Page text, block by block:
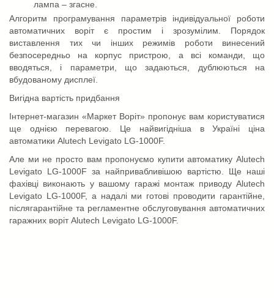
лампа – згасне.
Алгоритм програмування параметрів індивідуальної роботи
автоматичних воріт є простим і зрозумілим. Порядок
виставлення тих чи інших режимів роботи винесений
безпосередньо на корпус пристрою, а всі команди, що
вводяться, і параметри, що задаються, дублюються на
вбудованому дисплеї.
Вигідна вартість придбання
Інтернет-магазин «Маркет Воріт» пропонує вам користуватися
ще однією перевагою. Це найвигідніша в Україні ціна
автоматики Alutech Levigato LG-1000F.
Але ми не просто вам пропонуємо купити автоматику Alutech
Levigato LG-1000F за найпривабливішою вартістю. Ще наші
фахівці виконають у вашому гаражі монтаж приводу Alutech
Levigato LG-1000F, а надалі ми готові проводити гарантійне,
післягарантійне та регламентне обслуговування автоматичних
гаражних воріт Alutech Levigato LG-1000F.